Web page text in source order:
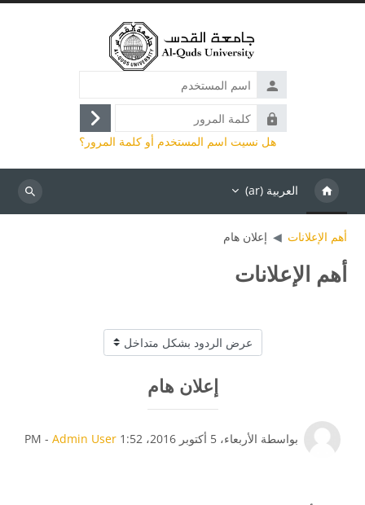
اسم
المستخدم
كلمة
المرور
تسجيل
الدخول
هل نسيت اسم المستخدم أو كلمة المرور؟
العربية ‎(ar)‎
بحث
أهم الإعلانات إعلان هام
أهم الإعلانات
نمط العرض
إعلان هام
بواسطة الأربعاء، 5 أكتوبر 2016، 1:52 PM - Admin User عدد الردود: 0